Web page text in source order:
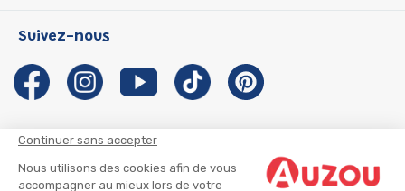
Continuer sans accepter
Nous utilisons des cookies afin de vous
accompagner au mieux lors de votre
Les Influenceuses
Migali
Petite Taupe
Notre histoire
Auzou s'engage
Auteurs et illustrateurs Auzou
Suivre mon colis
Suivez-nous
CGU